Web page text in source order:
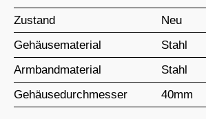
Zustand
Neu
Gehäusematerial
Stahl
Armbandmaterial
Stahl
Gehäusedurchmesser
40mm